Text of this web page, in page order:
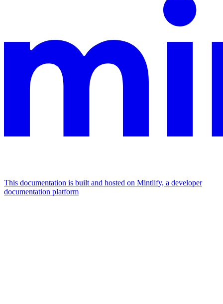
This documentation is built and hosted on Mintlify, a developer
documentation platform